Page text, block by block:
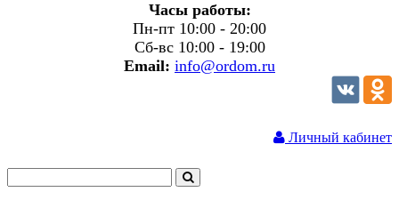
Часы работы:
Пн-пт 10:00 - 20:00
Сб-вс 10:00 - 19:00
Email: info@ordom.ru
Личный кабинет